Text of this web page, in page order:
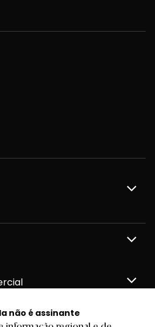
não é assinante